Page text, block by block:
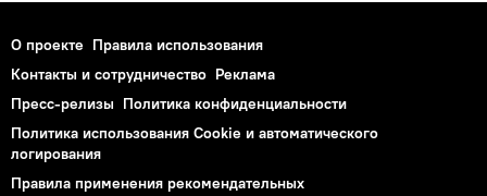
О проекте Правила использования
Контакты и сотрудничество Реклама
Пресс-релизы Политика конфиденциальности
Политика использования Cookie и автоматического
логирования
Правила применения рекомендательных